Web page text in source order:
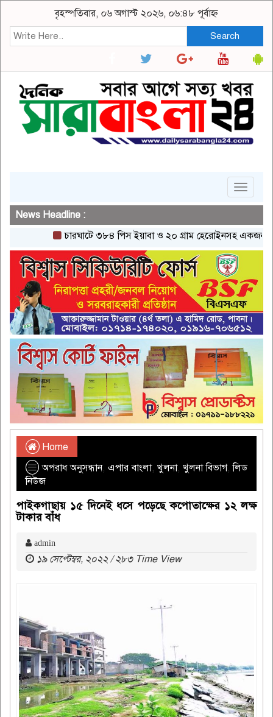
বৃহস্পতিবার, ০৬ অগাস্ট ২০২৬, ০৬:৪৮ পূর্বাহ্ন
Search
Toggle
News Headline :
চারঘাটে ৩৮৪ পিস ইয়াবা ও ২০ গ্রাম হেরোইনসহ একজন গ্রেপ্তার
Home
অপরাধ অনুসন্ধান, এপার বাংলা, খুলনা, খুলনা বিভাগ,লিড
নিউজ
পাইকগাছায় ১৫ দিনেই ধসে পড়েছে কপোতাক্ষের ১২ লক্ষ
টাকার বাঁধ
admin
১৯ সেপ্টেম্বর, ২০২২ / ২৮৩ Time View